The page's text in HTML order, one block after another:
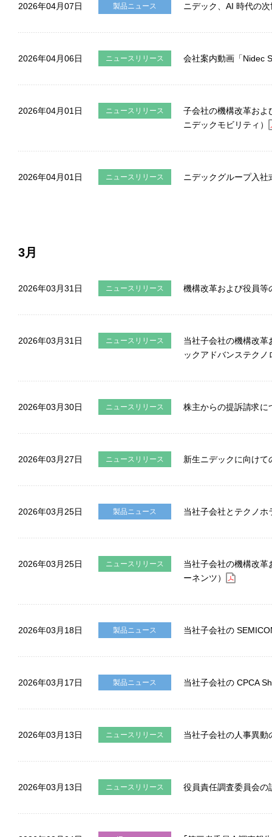
2026年04月07日 製品ニュース ニデック、AI 時代の
2026年04月06日 ニュースリリース 会社案内動画「Nidec
2026年04月01日 ニュースリリース
子会社の機構改革およ
ニデックモビリティ）
2026年04月01日 ニュースリリース ニデックグループ入社
3月
2026年03月31日 ニュースリリース 機構改革および役員等
2026年03月31日 ニュースリリース
当社子会社の機構改
ックアドバンステク
2026年03月30日 ニュースリリース 株主からの提訴請求に
2026年03月27日 ニュースリリース 新生ニデックに向け
2026年03月25日 製品ニュース 当社子会社とテクノ
2026年03月25日 ニュースリリース
当社子会社の機構改
ーネンツ）
2026年03月18日 製品ニュース 当社子会社の
2026年03月17日 製品ニュース 当社子会社の CPCA
2026年03月13日 ニュースリリース 当社子会社の人事異
2026年03月13日 ニュースリリース 役員責任調査委員会の